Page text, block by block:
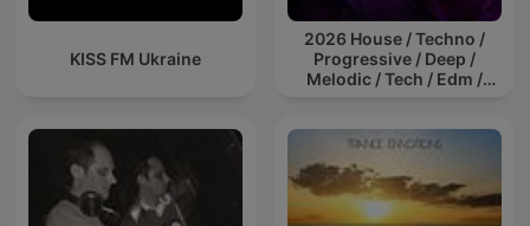
KISS FM Ukraine
2026 House / Techno /
Progressive / Deep /
Melodic / Tech / Edm /
Dance Musi